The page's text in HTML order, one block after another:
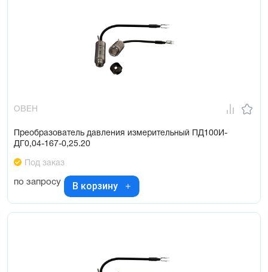
ОВЕН
Преобразователь давления измерительный ПД100И-
ДГ0,04-167-0,25.20
Под заказ
по запросу В корзину